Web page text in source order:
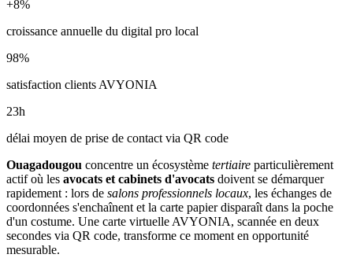
+8%
croissance annuelle du digital pro local
98%
satisfaction clients AVYONIA
23h
délai moyen de prise de contact via QR code
Ouagadougou concentre un écosystème tertiaire particulièrement
actif où les avocats et cabinets d'avocats doivent se démarquer
rapidement : lors de salons professionnels locaux, les échanges de
coordonnées s'enchaînent et la carte papier disparaît dans la poche
d'un costume. Une carte virtuelle AVYONIA, scannée en deux
secondes via QR code, transforme ce moment en opportunité
mesurable.